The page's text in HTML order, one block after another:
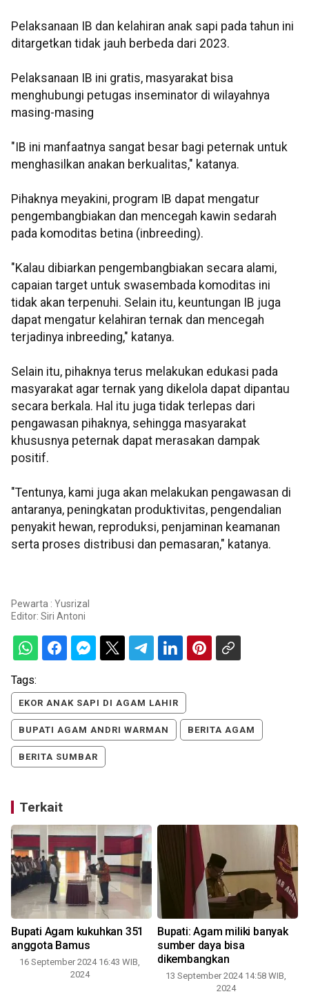
Pelaksanaan IB dan kelahiran anak sapi pada tahun ini
ditargetkan tidak jauh berbeda dari 2023.
Pelaksanaan IB ini gratis, masyarakat bisa
menghubungi petugas inseminator di wilayahnya
masing-masing
"IB ini manfaatnya sangat besar bagi peternak untuk
menghasilkan anakan berkualitas," katanya.
Pihaknya meyakini, program IB dapat mengatur
pengembangbiakan dan mencegah kawin sedarah
pada komoditas betina (inbreeding).
"Kalau dibiarkan pengembangbiakan secara alami,
capaian target untuk swasembada komoditas ini
tidak akan terpenuhi. Selain itu, keuntungan IB juga
dapat mengatur kelahiran ternak dan mencegah
terjadinya inbreeding," katanya.
Selain itu, pihaknya terus melakukan edukasi pada
masyarakat agar ternak yang dikelola dapat dipantau
secara berkala. Hal itu juga tidak terlepas dari
pengawasan pihaknya, sehingga masyarakat
khususnya peternak dapat merasakan dampak
positif.
"Tentunya, kami juga akan melakukan pengawasan di
antaranya, peningkatan produktivitas, pengendalian
penyakit hewan, reproduksi, penjaminan keamanan
serta proses distribusi dan pemasaran," katanya.
Pewarta : Yusrizal
Editor: Siri Antoni
Tags:
EKOR ANAK SAPI DI AGAM LAHIR
BUPATI AGAM ANDRI WARMAN BERITA AGAM
BERITA SUMBAR
Terkait
Bupati Agam kukuhkan 351
anggota Bamus
16 September 2024 16:43 WIB,
2024
Bupati: Agam miliki banyak
sumber daya bisa
dikembangkan
13 September 2024 14:58 WIB,
2024